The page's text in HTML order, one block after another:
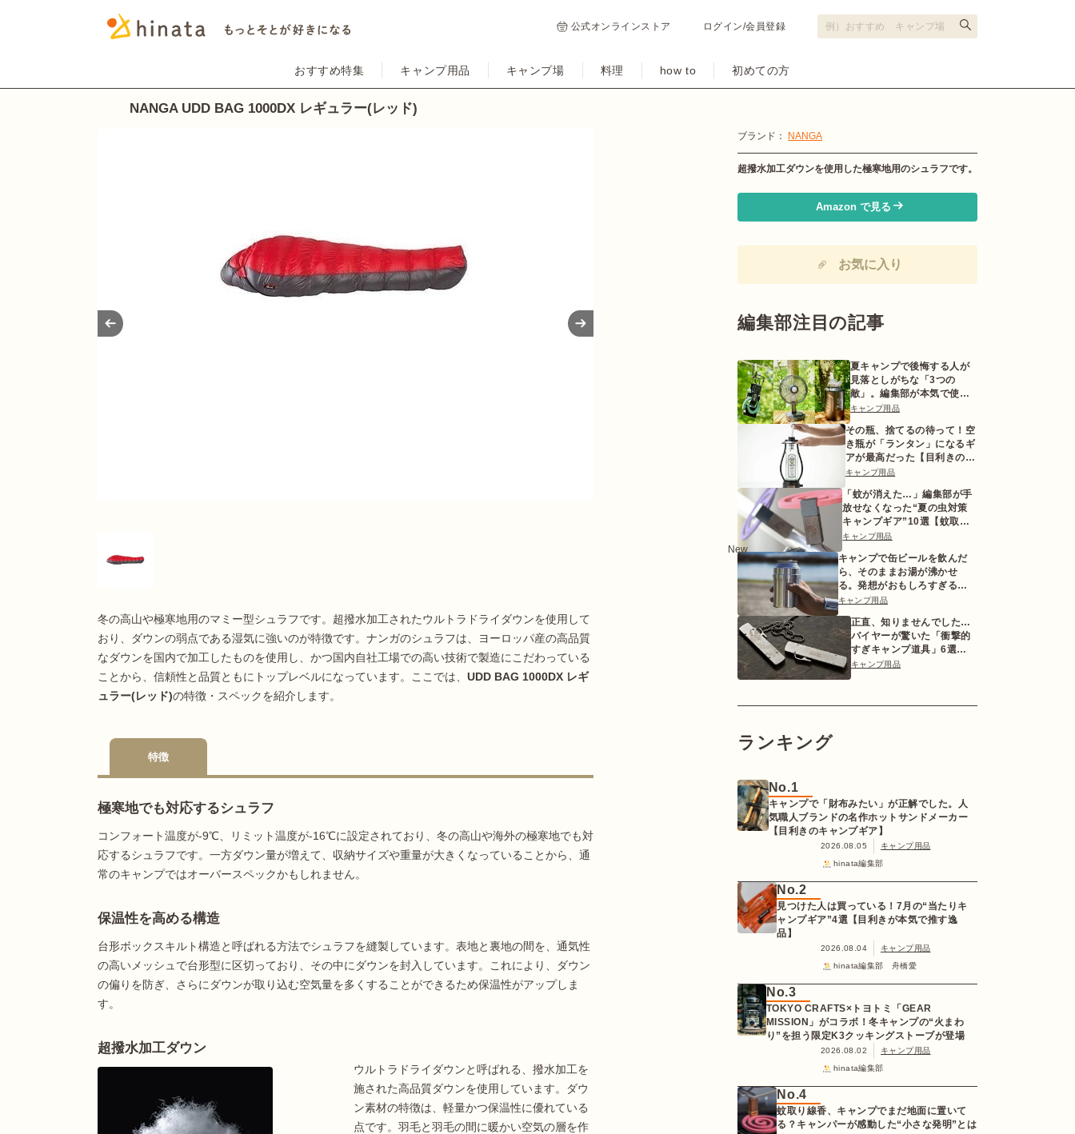
公式オンラインストア ログイン/会員登録
おすすめ特集 キャンプ用品 キャンプ場 料理 how to 初めての方
NANGA UDD BAG 1000DX レギュラー(レッド)
冬の高山や極寒地用のマミー型シュラフです。超撥水加工されたウルトラドライダウンを使用して
おり、ダウンの弱点である湿気に強いのが特徴です。ナンガのシュラフは、ヨーロッパ産の高品質
なダウンを国内で加工したものを使用し、かつ国内自社工場での高い技術で製造にこだわっている
ことから、信頼性と品質ともにトップレベルになっています。ここでは、 UDD BAG 1000DX レギ
ュラー(レッド)の特徴・スペックを紹介します。
特徴
極寒地でも対応するシュラフ
コンフォート温度が-9℃、リミット温度が-16℃に設定されており、冬の高山や海外の極寒地でも対
応するシュラフです。一方ダウン量が増えて、収納サイズや重量が大きくなっていることから、通
常のキャンプではオーバースペックかもしれません。
保温性を高める構造
台形ボックスキルト構造と呼ばれる方法でシュラフを縫製しています。表地と裏地の間を、通気性
の高いメッシュで台形型に区切っており、その中にダウンを封入しています。これにより、ダウン
の偏りを防ぎ、さらにダウンが取り込む空気量を多くすることができるため保温性がアップしま
す。
超撥水加工ダウン
ウルトラドライダウンと呼ばれる、撥水加工を
施された高品質ダウンを使用しています。ダウ
ン素材の特徴は、軽量かつ保温性に優れている
点です。羽毛と羽毛の間に暖かい空気の層を作
ブランド： NANGA
超撥水加工ダウンを使用した極寒地用のシュラフです。
Amazon で見る
お気に入り
編集部注目の記事
夏キャンプで後悔する人が
見落としがちな「3つの
敵」。編集部が本気で使っ
た対策ギアとは
キャンプ用品
その瓶、捨てるの待って！空
き瓶が「ランタン」になるギ
アが最高だった【目利きのキ
ャンプギア】
キャンプ用品
「蚊が消えた…」編集部が手
放せなくなった“夏の虫対策
キャンプギア”10選【蚊取り
線香ホルダーetc.】
キャンプ用品
New
キャンプで缶ビールを飲んだ
ら、そのままお湯が沸かせ
る。発想がおもしろすぎるギ
ア【目利きのキャンプギア】
キャンプ用品
正直、知りませんでした…
バイヤーが驚いた「衝撃的
すぎキャンプ道具」6選
【2026年版】
キャンプ用品
ランキング
No.1
キャンプで「財布みたい」が正解でした。人
気職人ブランドの名作ホットサンドメーカー
【目利きのキャンプギア】
2026.08.05
キャンプ用品
hinata編集部
No.2
見つけた人は買っている！7月の“当たりキ
ャンプギア”4選【目利きが本気で推す逸
品】
2026.08.04
キャンプ用品
hinata編集部 舟橋愛
No.3
TOKYO CRAFTS×トヨトミ「GEAR
MISSION」がコラボ！冬キャンプの“火まわ
り”を担う限定K3クッキングストーブが登場
2026.08.02
キャンプ用品
hinata編集部
No.4
蚊取り線香、キャンプでまだ地面に置いて
る？キャンパーが感動した“小さな発明”とは